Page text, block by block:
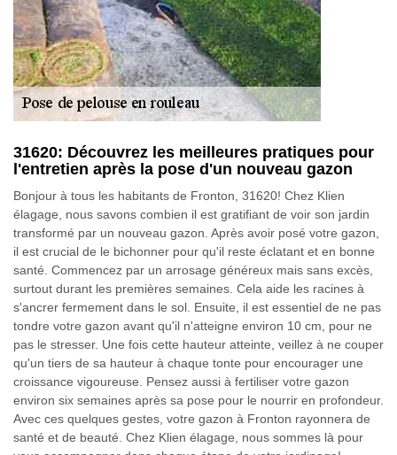
31620: Découvrez les meilleures pratiques pour
l'entretien après la pose d'un nouveau gazon
Bonjour à tous les habitants de Fronton, 31620! Chez Klien
élagage, nous savons combien il est gratifiant de voir son jardin
transformé par un nouveau gazon. Après avoir posé votre gazon,
il est crucial de le bichonner pour qu'il reste éclatant et en bonne
santé. Commencez par un arrosage généreux mais sans excès,
surtout durant les premières semaines. Cela aide les racines à
s'ancrer fermement dans le sol. Ensuite, il est essentiel de ne pas
tondre votre gazon avant qu'il n'atteigne environ 10 cm, pour ne
pas le stresser. Une fois cette hauteur atteinte, veillez à ne couper
qu'un tiers de sa hauteur à chaque tonte pour encourager une
croissance vigoureuse. Pensez aussi à fertiliser votre gazon
environ six semaines après sa pose pour le nourrir en profondeur.
Avec ces quelques gestes, votre gazon à Fronton rayonnera de
santé et de beauté. Chez Klien élagage, nous sommes là pour